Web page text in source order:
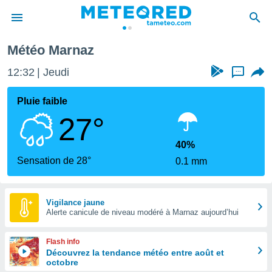
de
par
Météo Marnaz
12:32 Jeudi ...
Pluie faible
27°
Sensation de 28°
40%
0.1 mm
Vigilance jaune
Alerte canicule de niveau modéré à Marnaz aujourd’hui
Flash info
Découvrez la tendance météo entre août et
octobre